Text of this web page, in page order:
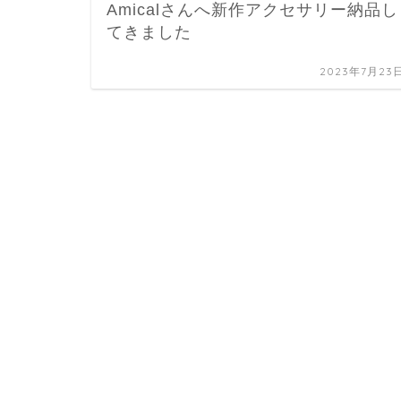
Amicalさんへ新作アクセサリー納品し
てきました
2023年7月23